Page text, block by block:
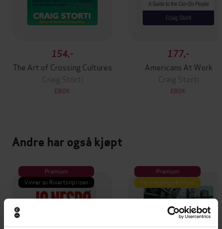
154,-
The Art of Crossing Cultures
Craig Storti
EBOK
177,-
Americans At Work
Craig Storti
EBOK
Andre har også kjøpt
Premium
Vinner av Rivertonprisen
Premium
Første gang på tilbud